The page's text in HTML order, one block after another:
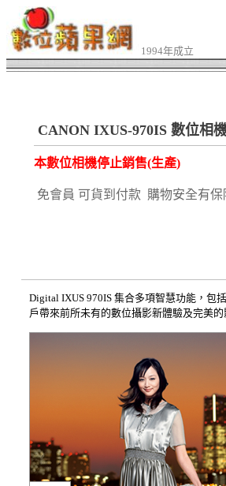
1994年成立
CANON IXUS-970IS 數位相
本數位相機停止銷售(生產)
免會員 可貨到付款 購物安全有保
Digital IXUS 970IS 集合多項智慧功能，包
戶帶來前所未有的數位攝影新體驗及完美